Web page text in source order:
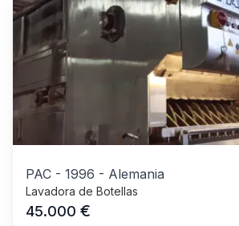
PAC - 1996 - Alemania
Lavadora de Botellas
45.000 €